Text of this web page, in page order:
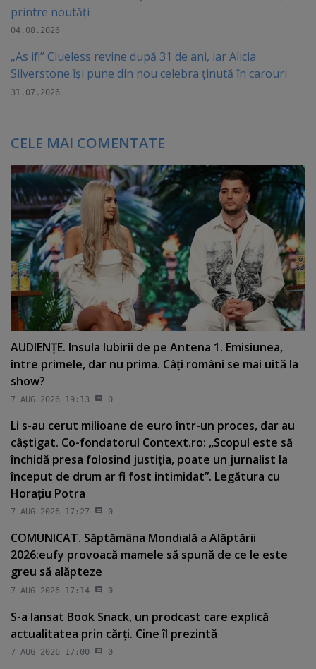
printre noutăți
04.08.2026
„As if!” Clueless revine după 31 de ani, iar Alicia
Silverstone își pune din nou celebra ținută în carouri
31.07.2026
CELE MAI COMENTATE
AUDIENŢE. Insula Iubirii de pe Antena 1. Emisiunea,
între primele, dar nu prima. Câţi români se mai uită la
show?
7 AUG 2026 19:13 0
Li s-au cerut milioane de euro într-un proces, dar au
câştigat. Co-fondatorul Context.ro: „Scopul este să
închidă presa folosind justiţia, poate un jurnalist la
început de drum ar fi fost intimidat”. Legătura cu
Horaţiu Potra
7 AUG 2026 17:27 0
COMUNICAT. Săptămâna Mondială a Alăptării
2026:eufy provoacă mamele să spună de ce le este
greu să alăpteze
7 AUG 2026 17:14 0
S-a lansat Book Snack, un prodcast care explică
actualitatea prin cărţi. Cine îl prezintă
7 AUG 2026 17:00 0